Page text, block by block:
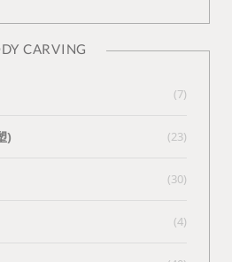
CARVING
(7)
) (23)
(30)
(4)